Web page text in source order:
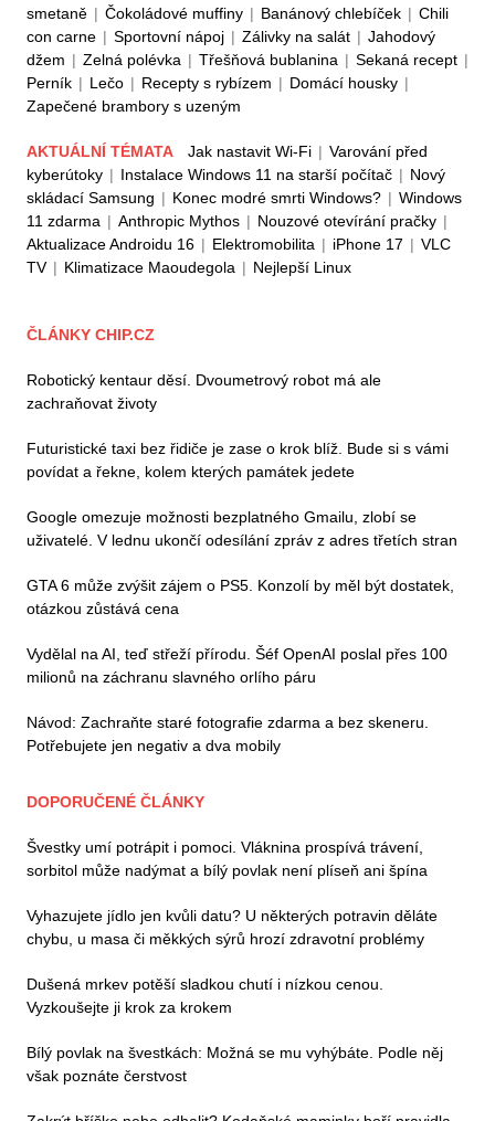
smetaně | Čokoládové muffiny | Banánový chlebíček | Chili
con carne | Sportovní nápoj | Zálivky na salát | Jahodový
džem | Zelná polévka | Třešňová bublanina | Sekaná recept |
Perník | Lečo | Recepty s rybízem | Domácí housky |
Zapečené brambory s uzeným
AKTUÁLNÍ TÉMATA Jak nastavit Wi-Fi | Varování před
kyberútoky | Instalace Windows 11 na starší počítač | Nový
skládací Samsung | Konec modré smrti Windows? | Windows
11 zdarma | Anthropic Mythos | Nouzové otevírání pračky |
Aktualizace Androidu 16 | Elektromobilita | iPhone 17 | VLC
TV | Klimatizace Maoudegola | Nejlepší Linux
ČLÁNKY CHIP.CZ
Robotický kentaur děsí. Dvoumetrový robot má ale
zachraňovat životy
Futuristické taxi bez řidiče je zase o krok blíž. Bude si s vámi
povídat a řekne, kolem kterých památek jedete
Google omezuje možnosti bezplatného Gmailu, zlobí se
uživatelé. V lednu ukončí odesílání zpráv z adres třetích stran
GTA 6 může zvýšit zájem o PS5. Konzolí by měl být dostatek,
otázkou zůstává cena
Vydělal na AI, teď střeží přírodu. Šéf OpenAI poslal přes 100
milionů na záchranu slavného orlího páru
Návod: Zachraňte staré fotografie zdarma a bez skeneru.
Potřebujete jen negativ a dva mobily
DOPORUČENÉ ČLÁNKY
Švestky umí potrápit i pomoci. Vláknina prospívá trávení,
sorbitol může nadýmat a bílý povlak není plíseň ani špína
Vyhazujete jídlo jen kvůli datu? U některých potravin děláte
chybu, u masa či měkkých sýrů hrozí zdravotní problémy
Dušená mrkev potěší sladkou chutí i nízkou cenou.
Vyzkoušejte ji krok za krokem
Bílý povlak na švestkách: Možná se mu vyhýbáte. Podle něj
však poznáte čerstvost